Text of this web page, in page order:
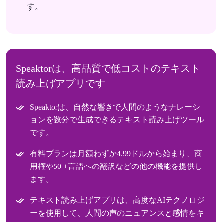
す。
Speaktorは、高品質で低コストのテキスト
読み上げアプリです
Speaktorは、自然な響きで人間のようなナレーシ
ョンを数分で生成できるテキスト読み上げツール
です。
有料プランは月額わずか4.99ドルから始まり、商
用権や50 +言語への翻訳などの他の機能を提供し
ます。
テキスト読み上げアプリは、高度なAIテクノロジ
ーを使用して、人間の声のニュアンスと感情をキ